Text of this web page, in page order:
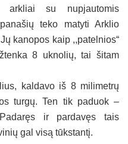
arkliai su nupjautomis
teko matyti Arklio
kanopos kaip ,,patelnios“
8 uknolių, tai šitam
kaldavo iš 8 milimetrų
turgų. Ten tik paduok –
ir pardavęs tais
gal visą tūkstantį.